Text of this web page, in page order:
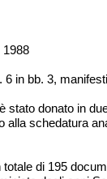
1988
6 in bb. 3,
stato donato in
alla schedatura
totale di 195